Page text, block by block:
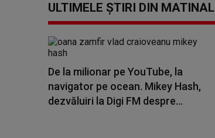
ULTIMELE ȘTIRI DIN MATINAL
De la milionar pe YouTube, la
navigator pe ocean. Mikey Hash,
dezvăluiri la Digi FM despre...